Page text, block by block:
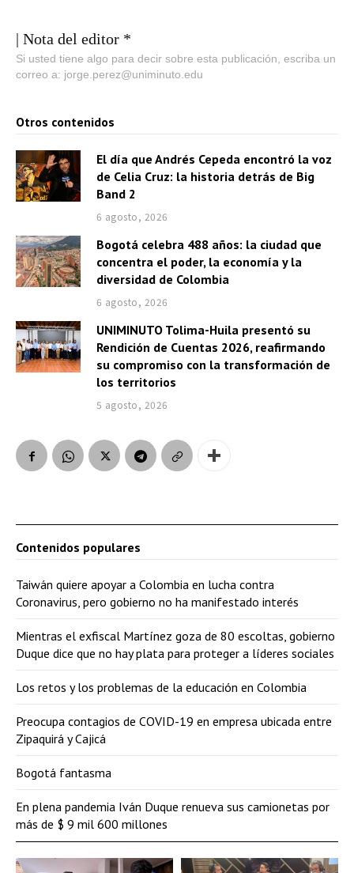
| Nota del editor *
Si usted tiene algo para decir sobre esta publicación, escriba un
correo a: jorge.perez@uniminuto.edu
Otros contenidos
El día que Andrés Cepeda encontró la voz
de Celia Cruz: la historia detrás de Big
Band 2
6 agosto, 2026
Bogotá celebra 488 años: la ciudad que
concentra el poder, la economía y la
diversidad de Colombia
6 agosto, 2026
UNIMINUTO Tolima-Huila presentó su
Rendición de Cuentas 2026, reafirmando
su compromiso con la transformación de
los territorios
5 agosto, 2026
Contenidos populares
Taiwán quiere apoyar a Colombia en lucha contra
Coronavirus, pero gobierno no ha manifestado interés
Mientras el exfiscal Martínez goza de 80 escoltas, gobierno
Duque dice que no hay plata para proteger a líderes sociales
Los retos y los problemas de la educación en Colombia
Preocupa contagios de COVID-19 en empresa ubicada entre
Zipaquirá y Cajicá
Bogotá fantasma
En plena pandemia Iván Duque renueva sus camionetas por
más de $ 9 mil 600 millones